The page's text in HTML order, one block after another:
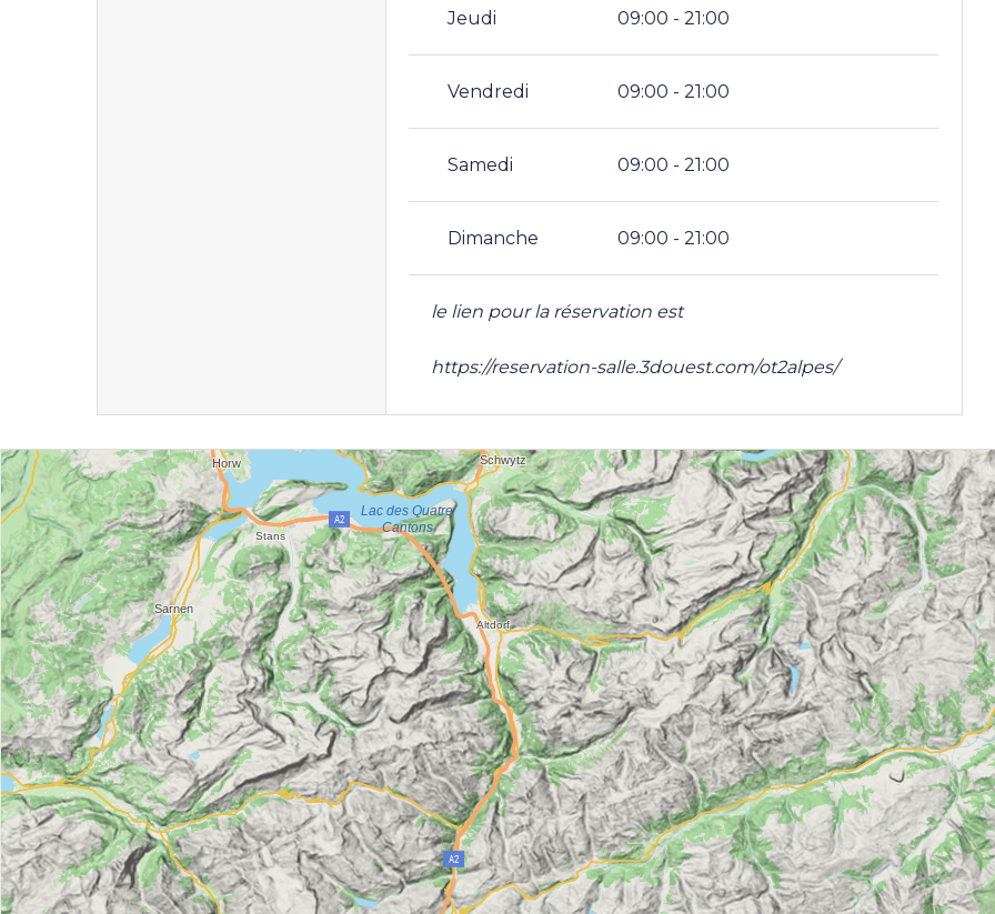
Jeudi 09:00 - 21:00
Vendredi 09:00 - 21:00
Samedi 09:00 - 21:00
Dimanche 09:00 - 21:00
le lien pour la réservation est
https://reservation-salle.3douest.com/ot2alpes/